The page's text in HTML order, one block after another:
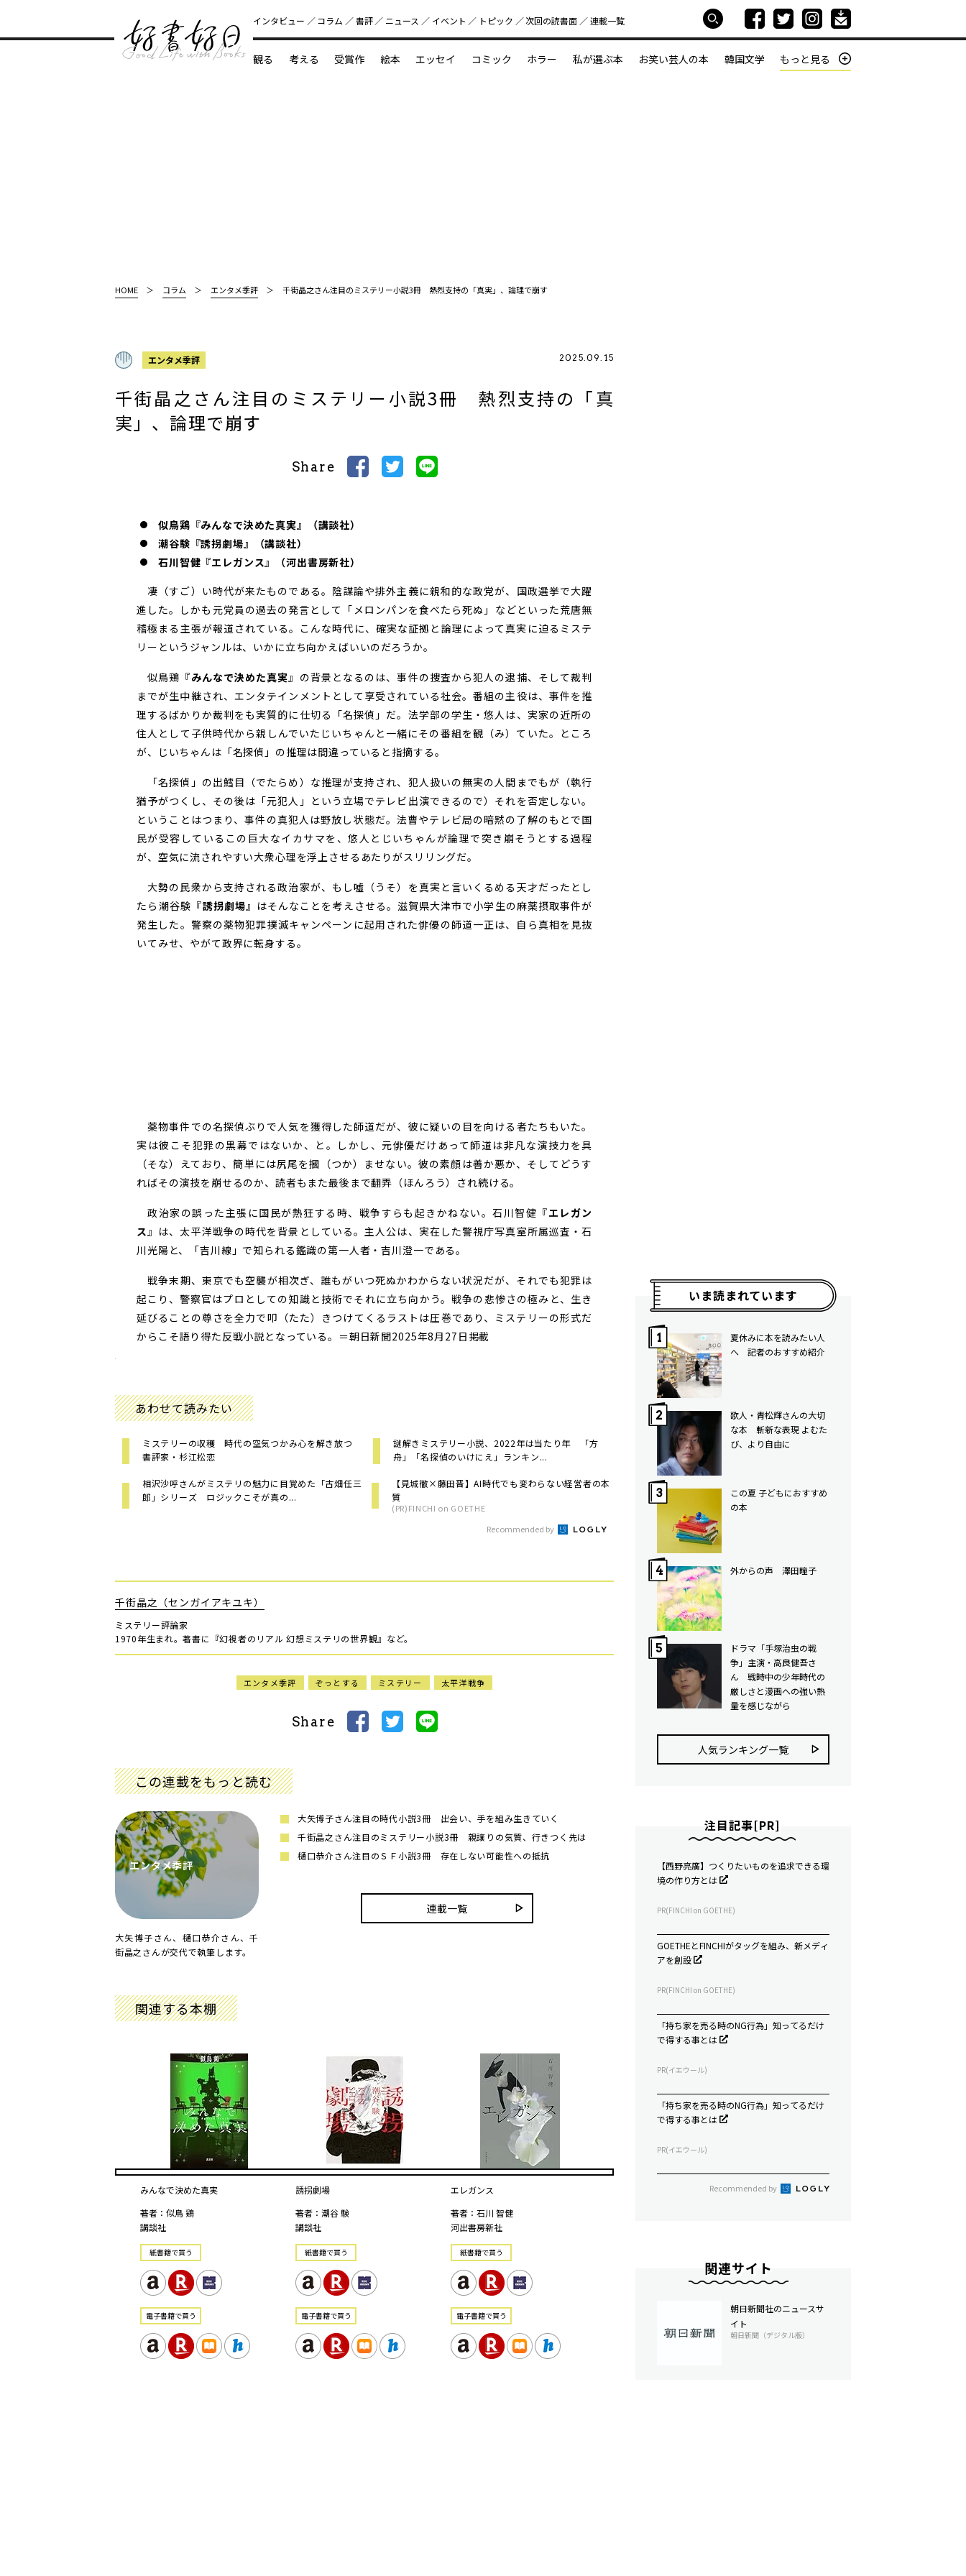
好書好日
インタビュー コラム 書評 ニュース イベント トピック 次回の読書⾯ 連載一覧
観る 考える 受賞作 絵本 エッセイ コミック ホラー 私が選ぶ本 お笑い芸人の本 韓国文学 もっと見る
HOME コラム エンタメ季評 千街晶之さん注目のミステリー小説3冊 熱烈支持の「真実」、論理で崩す
エンタメ季評 2025.09.15
千街晶之さん注目のミステリー小説3冊 熱烈支持の「真
実」、論理で崩す
Share
似鳥鶏『みんなで決めた真実』（講談社）
潮谷験『誘拐劇場』（講談社）
石川智健『エレガンス』（河出書房新社）
凄（すご）い時代が来たものである。陰謀論や排外主義に親和的な政党が、国政選挙で大躍
進した。しかも元党員の過去の発言として「メロンパンを食べたら死ぬ」などといった荒唐無
稽極まる主張が報道されている。こんな時代に、確実な証拠と論理によって真実に迫るミステ
リーというジャンルは、いかに立ち向かえばいいのだろうか。
似鳥鶏『みんなで決めた真実』の背景となるのは、事件の捜査から犯人の逮捕、そして裁判
までが生中継され、エンタテインメントとして享受されている社会。番組の主役は、事件を推
理するばかりか裁判をも実質的に仕切る「名探偵」だ。法学部の学生・悠人は、実家の近所の
住人として子供時代から親しんでいたじいちゃんと一緒にその番組を観（み）ていた。ところ
が、じいちゃんは「名探偵」の推理は間違っていると指摘する。
「名探偵」の出鱈目（でたらめ）な推理が支持され、犯人扱いの無実の人間までもが（執行
猶予がつくし、その後は「元犯人」という立場でテレビ出演できるので）それを否定しない。
ということはつまり、事件の真犯人は野放し状態だ。法曹やテレビ局の暗黙の了解のもとで国
民が受容しているこの巨大なイカサマを、悠人とじいちゃんが論理で突き崩そうとする過程
が、空気に流されやすい大衆心理を浮上させるあたりがスリリングだ。
大勢の民衆から支持される政治家が、もし噓（うそ）を真実と言いくるめる天才だったとし
たら――潮谷験『誘拐劇場』はそんなことを考えさせる。滋賀県大津市で小学生の麻薬摂取事件が
発生した。警察の薬物犯罪撲滅キャンペーンに起用された俳優の師道一正は、自ら真相を見抜
いてみせ、やがて政界に転身する。
薬物事件での名探偵ぶりで人気を獲得した師道だが、彼に疑いの目を向ける者たちもいた。
実は彼こそ犯罪の黒幕ではないか、と。しかし、元俳優だけあって師道は非凡な演技力を具
（そな）えており、簡単には尻尾を摑（つか）ませない。彼の素顔は善か悪か、そしてどうす
ればその演技を崩せるのか、読者もまた最後まで翻弄（ほんろう）され続ける。
政治家の誤った主張に国民が熱狂する時、戦争すらも起きかねない。石川智健『エレガン
ス』は、太平洋戦争の時代を背景としている。主人公は、実在した警視庁写真室所属巡査・石
川光陽と、「吉川線」で知られる鑑識の第一人者・吉川澄一である。
戦争末期、東京でも空襲が相次ぎ、誰もがいつ死ぬかわからない状況だが、それでも犯罪は
起こり、警察官はプロとしての知識と技術でそれに立ち向かう。戦争の悲惨さの極みと、生き
延びることの尊さを全力で叩（たた）きつけてくるラストは圧巻であり、ミステリーの形式だ
からこそ語り得た反戦小説となっている。＝朝日新聞2025年8月27日掲載
あわせて読みたい
ミステリーの収穫 時代の空気つかみ心を解き放つ
書評家・杉江松恋
謎解きミステリー小説、2022年は当たり年 「方
舟」「名探偵のいけにえ」ランキン...
相沢沙呼さんがミステリの魅力に目覚めた「古畑任三
郎」シリーズ ロジックこそが真の...
【見城徹×藤田晋】AI時代でも変わらない経営者の本
質
(PR)FINCHI on GOETHE
Recommended by
千街晶之（センガイアキユキ）
ミステリー評論家
1970年生まれ。著書に『幻視者のリアル 幻想ミステリの世界観』など。
エンタメ季評 ぞっとする ミステリー 太平洋戦争
Share
この連載をもっと読む
エンタメ季評
大矢博子さん、樋口恭介さん、千
街晶之さんが交代で執筆します。
大矢博子さん注目の時代小説3冊 出会い、手を組み生きていく
千街晶之さん注目のミステリー小説3冊 親譲りの気質、行きつく先は
樋口恭介さん注目のＳＦ小説3冊 存在しない可能性への抵抗
連載一覧
関連する本棚
みんなで決めた真実
著者：似鳥 鶏
講談社
紙書籍で買う
電⼦書籍で買う
誘拐劇場
著者：潮谷 験
講談社
紙書籍で買う
電⼦書籍で買う
エレガンス
著者：石川 智健
河出書房新社
紙書籍で買う
電⼦書籍で買う
いま読まれています
夏休みに本を読みたい人
へ 記者のおすすめ紹介
歌人・青松輝さんの大切
な本 斬新な表現 よむた
び、より自由に
この夏 子どもにおすすめ
の本
外からの声 澤田瞳子
ドラマ「手塚治虫の戦
争」主演・高良健吾さ
ん 戦時中の少年時代の
厳しさと漫画への強い熱
量を感じながら
人気ランキング⼀覧
注目記事[PR]
【西野亮廣】つくりたいものを追求できる環
境の作り方とは
PR(FINCHI on GOETHE)
GOETHEとFINCHIがタッグを組み、新メディ
アを創設
PR(FINCHI on GOETHE)
「持ち家を売る時のNG行為」知ってるだけ
で得する事とは
PR(イエウール)
「持ち家を売る時のNG行為」知ってるだけ
で得する事とは
PR(イエウール)
Recommended by
関連サイト
朝日新聞社のニュースサ
イト
朝日新聞（デジタル版）